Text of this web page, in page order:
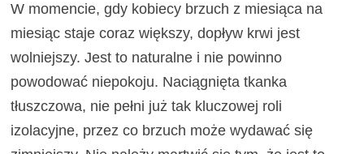
W momencie, gdy kobiecy brzuch z miesiąca na
miesiąc staje coraz większy, dopływ krwi jest
wolniejszy. Jest to naturalne i nie powinno
powodować niepokoju. Naciągnięta tkanka
tłuszczowa, nie pełni już tak kluczowej roli
izolacyjne, przez co brzuch może wydawać się